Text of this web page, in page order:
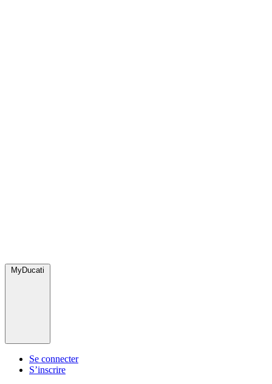
MyDucati
Se connecter
S’inscrire